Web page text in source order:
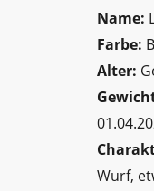
Name:
Farbe:
Alter:
Wurf,